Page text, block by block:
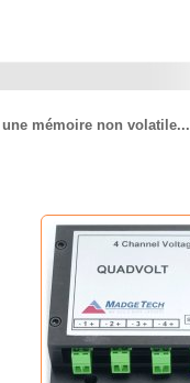
mémoire non volatile...